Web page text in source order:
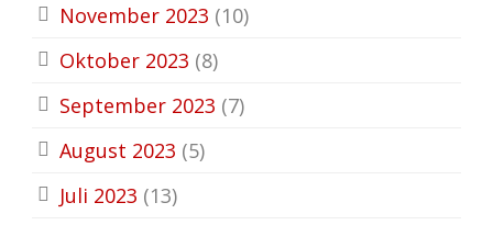
November 2023 (10)
Oktober 2023 (8)
September 2023 (7)
August 2023 (5)
Juli 2023 (13)